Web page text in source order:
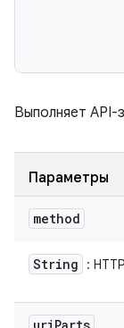
Выполняет API-
Параметры
method
String :